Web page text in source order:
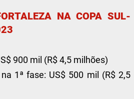
NA COPA SUL-
900 mil (R$ 4,5 milhões)
1ª fase: US$ 500 mil (R$ 2,5